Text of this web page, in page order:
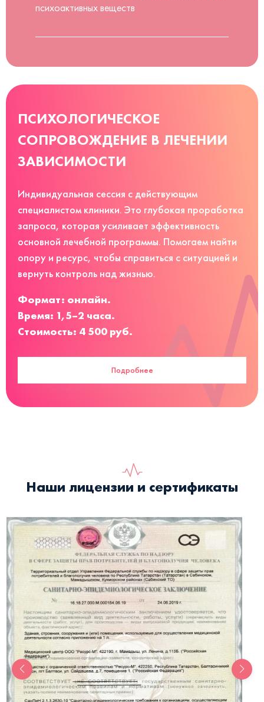
психоактивных веществ
ПСИХОЛОГИЧЕСКОЕ
СОПРОВОЖДЕНИЕ В ЛЕЧЕНИИ
ЗАВИСИМОСТИ
Индивидуальная сессия с действующим
специалистом клиники. Это глубокая проработка
запроса, которая усиливает эффективность
основной лечебной программы. Помогаем найти
опору и ресурс, чтобы справиться с ситуацией и
вернуть контроль над жизнью.
Формат: онлайн.
Время: 1,5–2 часа.
Стоимость: 4 500 руб.
Подробнее
Наши лицензии и сертификаты